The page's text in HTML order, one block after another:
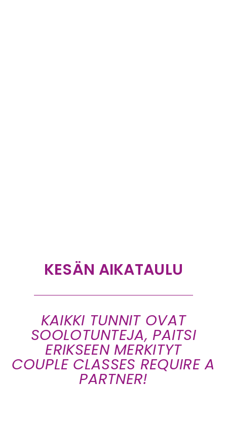
KESÄN AIKATAULU
KAIKKI TUNNIT OVAT
SOOLOTUNTEJA, PAITSI
ERIKSEEN MERKITYT
COUPLE CLASSES REQUIRE A
PARTNER!